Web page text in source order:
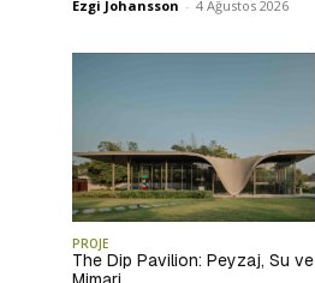
Ezgi Johansson - 4 Ağustos 2026
PROJE
The Dip Pavilion: Peyzaj, Su ve